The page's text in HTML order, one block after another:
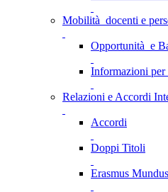
Mobilità docenti e
Opportunità e
Informazioni
Relazioni e Accordi
Accordi
Doppi Titoli
Erasmus Mundus